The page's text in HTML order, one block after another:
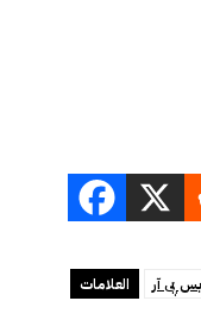
العلامات